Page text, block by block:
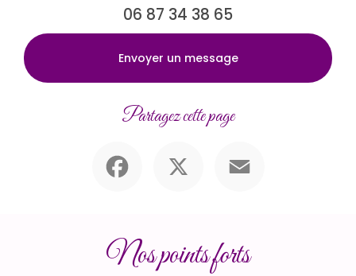
06 87 34 38 65
Envoyer un message
Partagez cette page
Nos points forts